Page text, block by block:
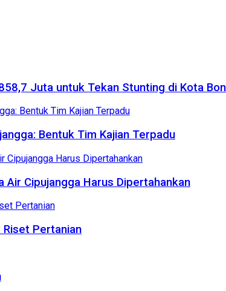
Juta untuk Tekan Stunting di Kota
Bentuk Tim Kajian Terpadu
Air Cipujangga Harus Dipertahankan
Riset Pertanian